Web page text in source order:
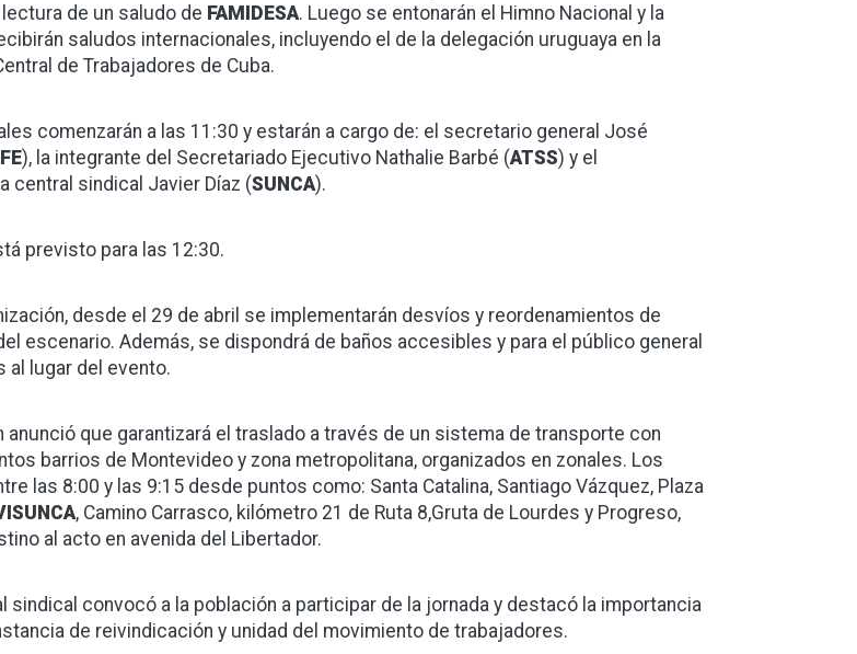
de un saludo de FAMIDESA. Luego se entonarán el Himno Nacional y la
saludos internacionales, incluyendo el de la delegación uruguaya en la
de Trabajadores de Cuba.
comenzarán a las 11:30 y estarán a cargo de: el secretario general José
), la integrante del Secretariado Ejecutivo Nathalie Barbé (ATSS) y el
central sindical Javier Díaz (SUNCA).
previsto para las 12:30.
desde el 29 de abril se implementarán desvíos y reordenamientos de
escenario. Además, se dispondrá de baños accesibles y para el público general
al lugar del evento.
anunció que garantizará el traslado a través de un sistema de transporte con
barrios de Montevideo y zona metropolitana, organizados en zonales. Los
las 8:00 y las 9:15 desde puntos como: Santa Catalina, Santiago Vázquez, Plaza
, Camino Carrasco, kilómetro 21 de Ruta 8,Gruta de Lourdes y Progreso,
al acto en avenida del Libertador.
sindical convocó a la población a participar de la jornada y destacó la importancia
de reivindicación y unidad del movimiento de trabajadores.